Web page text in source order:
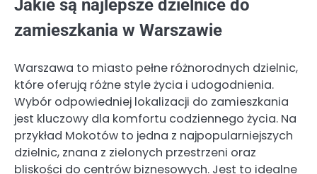
Jakie są najlepsze dzielnice do
zamieszkania w Warszawie
Warszawa to miasto pełne różnorodnych dzielnic,
które oferują różne style życia i udogodnienia.
Wybór odpowiedniej lokalizacji do zamieszkania
jest kluczowy dla komfortu codziennego życia. Na
przykład Mokotów to jedna z najpopularniejszych
dzielnic, znana z zielonych przestrzeni oraz
bliskości do centrów biznesowych. Jest to idealne